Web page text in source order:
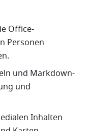
Office-
Personen
und Markdown-
und
Inhalten